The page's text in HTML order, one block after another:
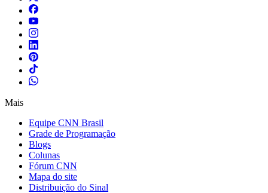
Mais
Equipe CNN Brasil
Grade de Programação
Blogs
Colunas
Fórum CNN
Mapa do site
Distribuição do Sinal